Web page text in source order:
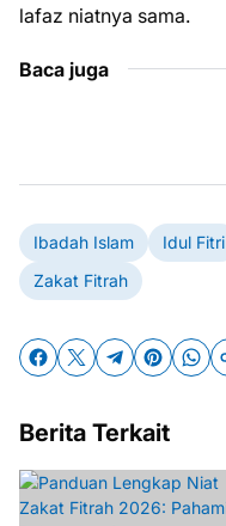
lafaz niatnya sama.
Baca juga
Ibadah Islam Idul Fitri
Zakat Fitrah
Berita Terkait